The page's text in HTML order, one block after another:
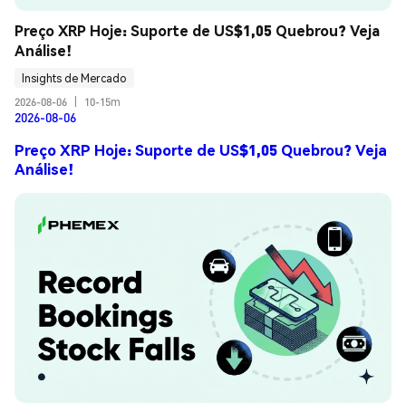
Preço XRP Hoje: Suporte de US$1,05 Quebrou? Veja
Análise!
Insights de Mercado
2026-08-06
10-15m
2026-08-06
Preço XRP Hoje: Suporte de US$1,05 Quebrou? Veja
Análise!